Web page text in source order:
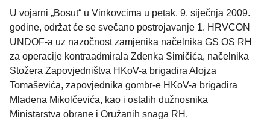
U vojarni „Bosut“ u Vinkovcima u petak, 9. siječnja 2009.
godine, održat će se svečano postrojavanje 1. HRVCON
UNDOF-a uz nazočnost zamjenika načelnika GS OS RH
za operacije kontraadmirala Zdenka Simičića, načelnika
Stožera Zapovjedništva HKoV-a brigadira Alojza
Tomaševića, zapovjednika gombr-e HKoV-a brigadira
Mladena Mikolčevića, kao i ostalih dužnosnika
Ministarstva obrane i Oružanih snaga RH.